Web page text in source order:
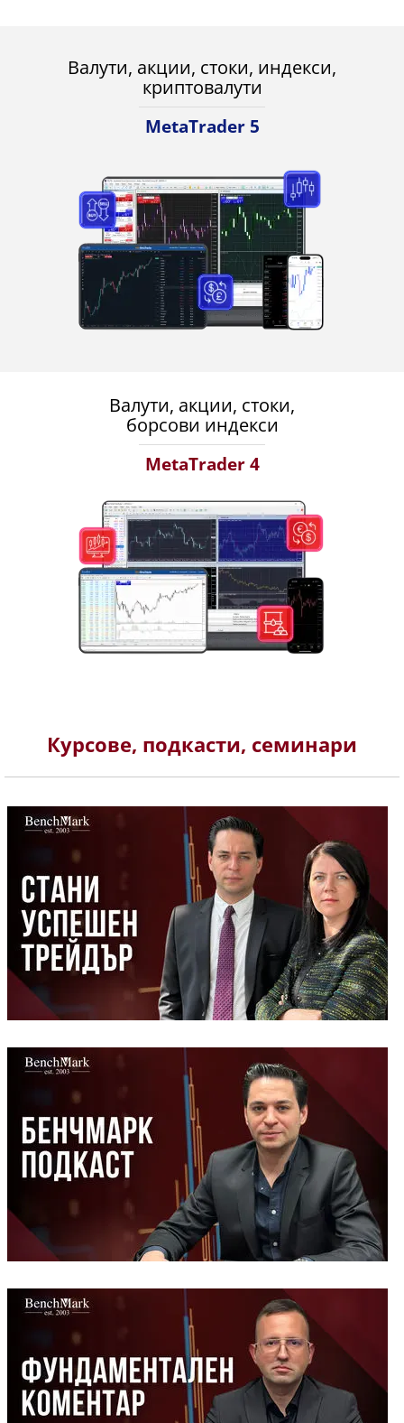
Валути, акции, стоки, индекси,
криптовалути
MetaTrader 5
Валути, акции, стоки,
борсови индекси
MetaTrader 4
Курсове, подкасти, семинари